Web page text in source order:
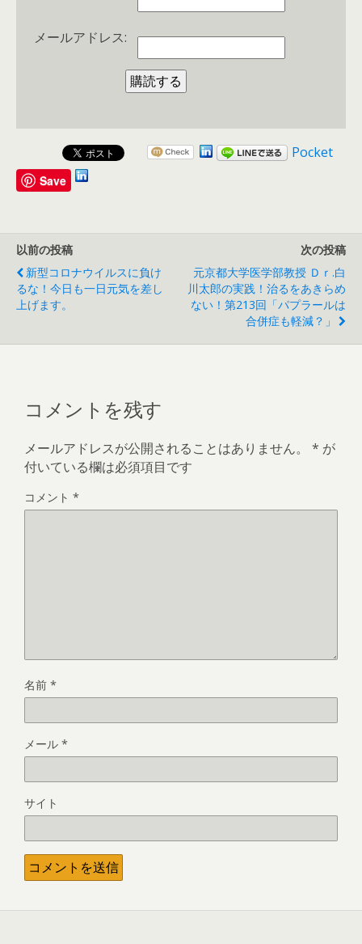
メールアドレス:
Pocket
Save
以前の投稿
新型コロナウイルスに負け
るな！今日も一日元気を差し
上げます。
次の投稿
元京都大学医学部教授 Ｄｒ.白
川太郎の実践！治るをあきらめ
ない！第213回「パプラールは
合併症も軽減？」
コメントを残す
メールアドレスが公開されることはありません。 * が
付いている欄は必須項目です
コメント *
名前 *
メール *
サイト